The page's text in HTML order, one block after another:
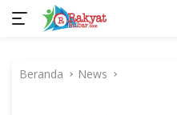
kontenBeranda News